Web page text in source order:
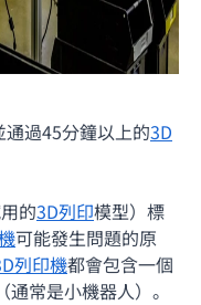
通過45分鐘以上的3D
的3D列印模型）標
可能發生問題的原
列印機都會包含一個
常是小機器人）。